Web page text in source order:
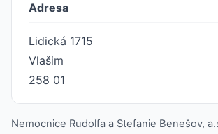
Adresa
Lidická 1715
Vlašim
258 01
Nemocnice Rudolfa a Stefanie Benešov,